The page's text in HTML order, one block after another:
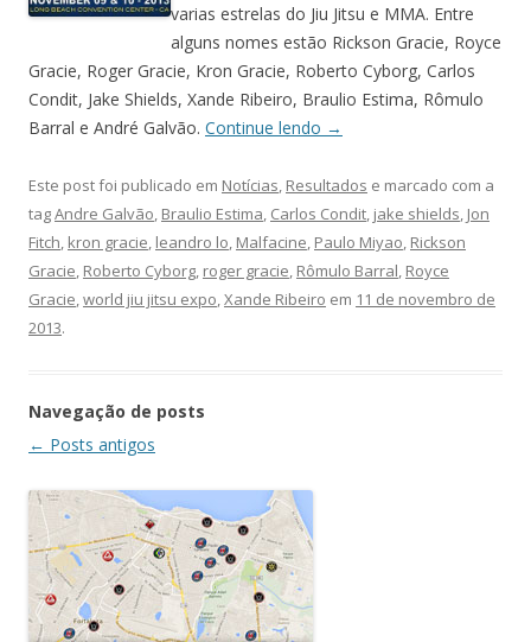
varias estrelas do Jiu Jitsu e MMA. Entre
alguns nomes estão Rickson Gracie, Royce
Gracie, Roger Gracie, Kron Gracie, Roberto Cyborg, Carlos
Condit, Jake Shields, Xande Ribeiro, Braulio Estima, Rômulo
Barral e André Galvão. Continue lendo →
Este post foi publicado em Notícias Resultados e marcado com a
tagAndre Galvão Braulio Estima Carlos Condit jake shields Jon
Fitch kron gracie leandro lo Malfacine Paulo Miyao Rickson
Gracie Roberto Cyborg roger gracie Rômulo Barral Royce
Gracie world jiu jitsu expo Xande Ribeiro em 11 de novembro de
2013.
Navegação de posts
← Posts antigos